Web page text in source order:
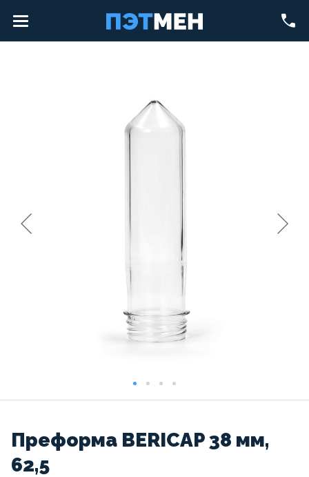
Преформа BERICAP 38 мм,
62,5